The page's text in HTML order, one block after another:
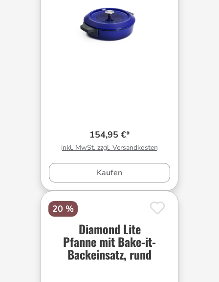
154,95 €*
inkl. MwSt. zzgl. Versandkosten
Kaufen
20 %
Diamond Lite
Pfanne mit Bake-it-
Backeinsatz, rund